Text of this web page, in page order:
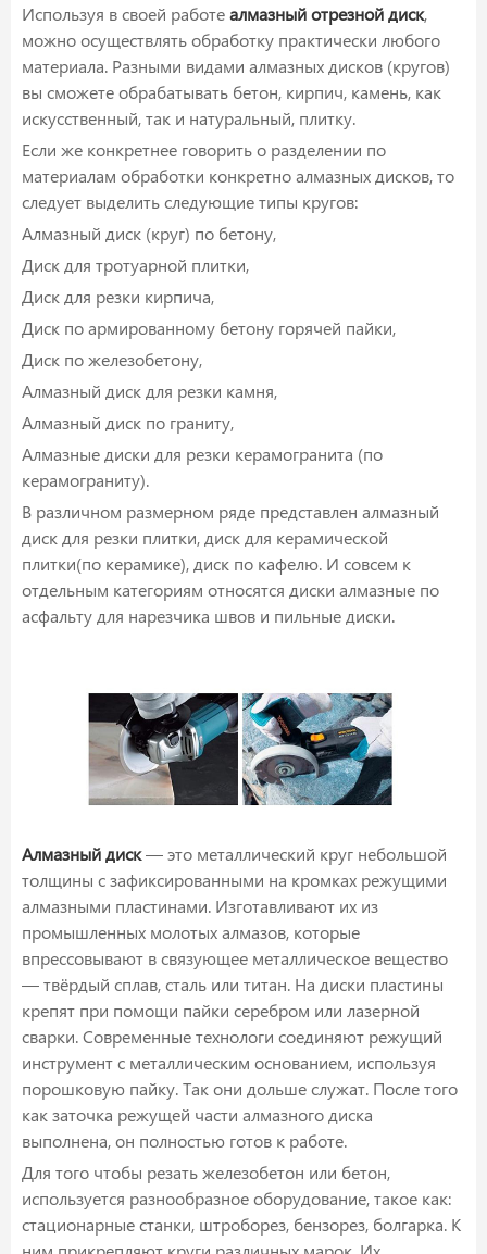
Используя в своей работеалмазный отрезной диск,
можно осуществлять обработку практически любого
материала. Разными видами алмазных дисков (кругов)
вы сможете обрабатывать бетон, кирпич, камень, как
искусственный, так и натуральный, плитку.
Если же конкретнее говорить о разделении по
материалам обработки конкретно алмазных дисков, то
следует выделить следующие типы кругов:
Алмазный диск (круг) по бетону,
Диск для тротуарной плитки,
Диск для резки кирпича,
Диск по армированному бетону горячей пайки,
Диск по железобетону,
Алмазный диск для резки камня,
Алмазный диск по граниту,
Алмазные диски для резки керамогранита (по
керамограниту).
В различном размерном ряде представлен алмазный
диск для резки плитки, диск для керамической
плитки(по керамике), диск по кафелю. И совсем к
отдельным категориям относятся диски алмазные по
асфальту для нарезчика швов и пильные диски.
Алмазный диск— это металлический круг небольшой
толщины с зафиксированными на кромках режущими
алмазными пластинами. Изготавливают их из
промышленных молотых алмазов, которые
впрессовывают в связующее металлическое вещество
— твёрдый сплав, сталь или титан. На диски пластины
крепят при помощи пайки серебром или лазерной
сварки. Современные технологи соединяют режущий
инструмент с металлическим основанием, используя
порошковую пайку. Так они дольше служат. После того
как заточка режущей части алмазного диска
выполнена, он полностью готов к работе.
Для того чтобы резать железобетон или бетон,
используется разнообразное оборудование, такое как:
стационарные станки, штроборез, бензорез, болгарка. К